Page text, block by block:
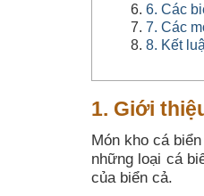
6. Các
7. Các
8. Kết
1. Giới
Món kho cá
những loại cá
của biển cả.